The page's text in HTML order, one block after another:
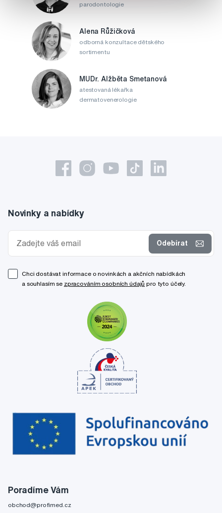
parodontologie
Alena Růžičková
odborná konzultace dětského
sortimentu
MUDr. Alžběta Smetanová
atestovaná lékařka
dermatovenerologie
Poradíme Vám
obchod@profimed.cz
Novinky a nabídky
Odebírat
Chci dostávat informace o novinkách a akčních nabídkách
a souhlasím se zpracováním osobních údajů pro tyto účely.